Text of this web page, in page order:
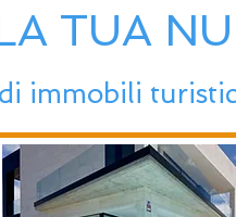
TUA
immobili